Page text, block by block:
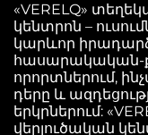
«VERELQ»
կենտրոն –
կարևոր
որորտներում,
դերը և
երկրներում:
վերլուծական